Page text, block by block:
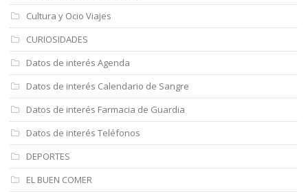
Cultura y Ocio Viajes
CURIOSIDADES
Datos de interés Agenda
Datos de interés Calendario de Sangre
Datos de interés Farmacia de Guardia
Datos de interés Teléfonos
DEPORTES
EL BUEN COMER